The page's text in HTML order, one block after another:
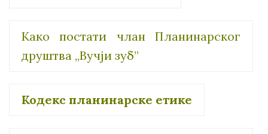
Како постати члан Планинарског
друштва „Вучји зуб”
Кодекс планинарске етике